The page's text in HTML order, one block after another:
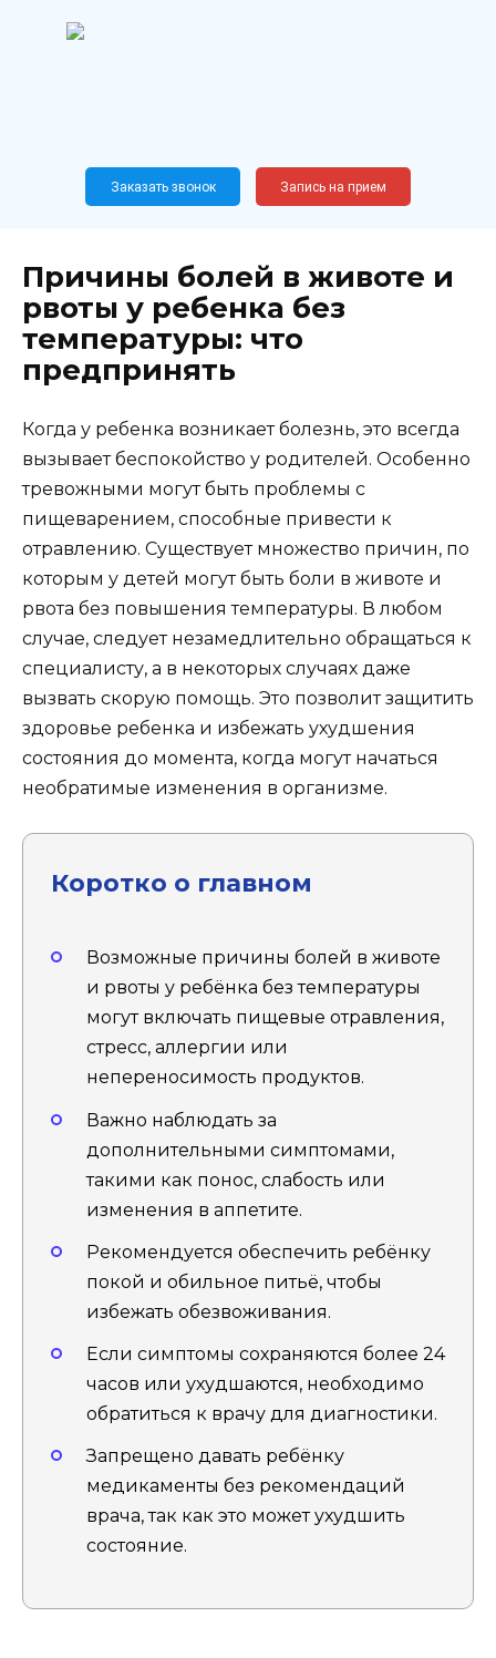
Новослободская, 62, к12
Заказать звонок Запись на прием
Причины болей в животе и
рвоты у ребенка без
температуры: что
предпринять
Когда у ребенка возникает болезнь, это всегда
вызывает беспокойство у родителей. Особенно
тревожными могут быть проблемы с
пищеварением, способные привести к
отравлению. Существует множество причин, по
которым у детей могут быть боли в животе и
рвота без повышения температуры. В любом
случае, следует незамедлительно обращаться к
специалисту, а в некоторых случаях даже
вызвать скорую помощь. Это позволит защитить
здоровье ребенка и избежать ухудшения
состояния до момента, когда могут начаться
необратимые изменения в организме.
Коротко о главном
Возможные причины болей в животе
и рвоты у ребёнка без температуры
могут включать пищевые отравления,
стресс, аллергии или
непереносимость продуктов.
Важно наблюдать за
дополнительными симптомами,
такими как понос, слабость или
изменения в аппетите.
Рекомендуется обеспечить ребёнку
покой и обильное питьё, чтобы
избежать обезвоживания.
Если симптомы сохраняются более 24
часов или ухудшаются, необходимо
обратиться к врачу для диагностики.
Запрещено давать ребёнку
медикаменты без рекомендаций
врача, так как это может ухудшить
состояние.